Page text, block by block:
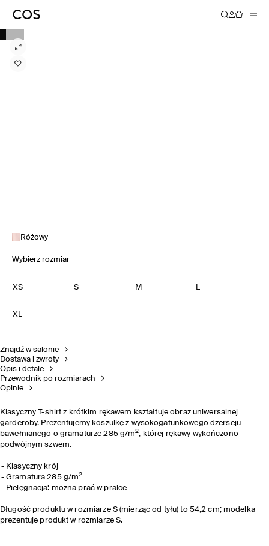
Różowy
Wybierz rozmiar
XS S M L
XL
Znajdź w salonie
Dostawa i zwroty
Opis i detale
Przewodnik po rozmiarach
Opinie
Klasyczny T-shirt z krótkim rękawem kształtuje obraz uniwersalnej
garderoby. Prezentujemy koszulkę z wysokogatunkowego dżerseju
bawełnianego o gramaturze 285 g/m2, której rękawy wykończono
podwójnym szwem.
Klasyczny krój
Gramatura 285 g/m2
Pielęgnacja: można prać w pralce
Długość produktu w rozmiarze S (mierząc od tyłu) to 54,2 cm; modelka
prezentuje produkt w rozmiarze S.